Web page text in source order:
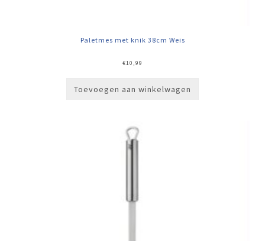
Paletmes met knik 38cm Weis
€10,99
Toevoegen aan winkelwagen